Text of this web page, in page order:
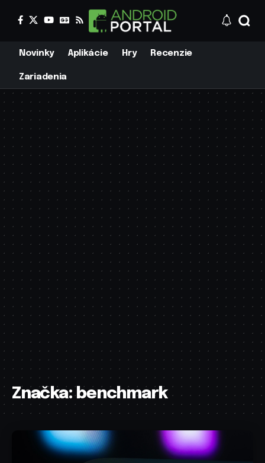
Novinky Aplikácie Hry Recenzie
Zariadenia
Značka:benchmark